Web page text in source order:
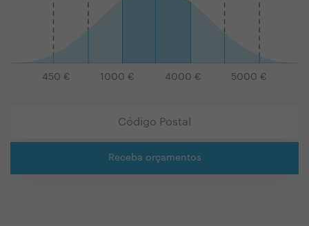
450 € 1000 € 4000 € 5000 €
Receba orçamentos